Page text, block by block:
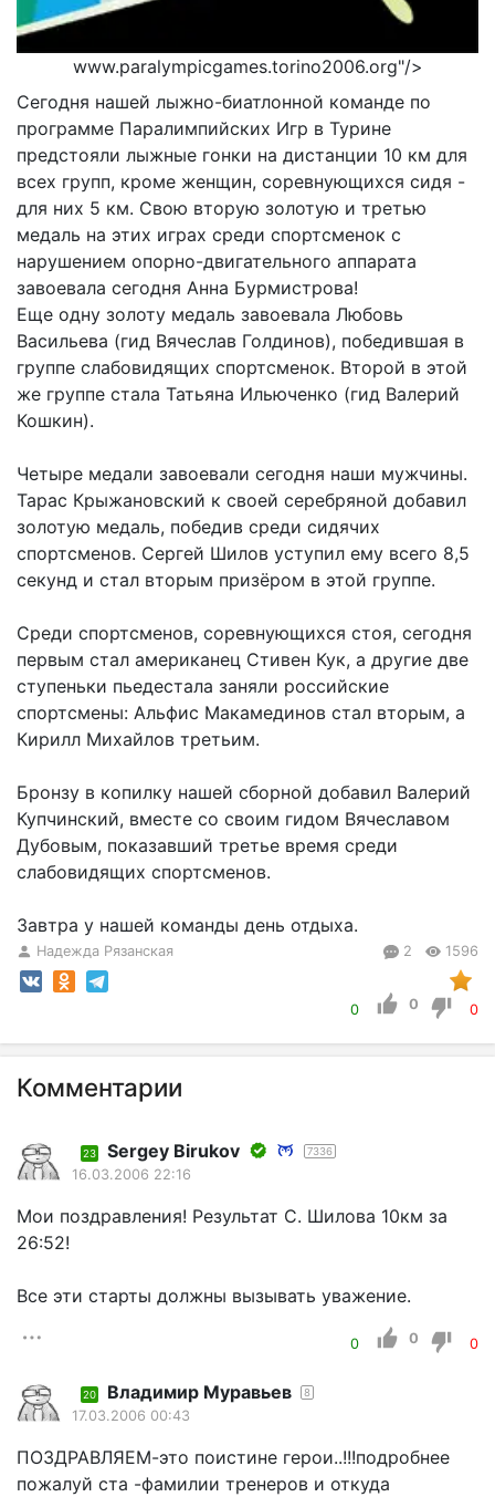
www.paralympicgames.torino2006.org"/>
Сегодня нашей лыжно-биатлонной команде по
программе Паралимпийских Игр в Турине
предстояли лыжные гонки на дистанции 10 км для
всех групп, кроме женщин, соревнующихся сидя -
для них 5 км. Свою вторую золотую и третью
медаль на этих играх среди спортсменок с
нарушением опорно-двигательного аппарата
завоевала сегодня Анна Бурмистрова!
Еще одну золоту медаль завоевала Любовь
Васильева (гид Вячеслав Голдинов), победившая в
группе слабовидящих спортсменок. Второй в этой
же группе стала Татьяна Ильюченко (гид Валерий
Кошкин).
Четыре медали завоевали сегодня наши мужчины.
Тарас Крыжановский к своей серебряной добавил
золотую медаль, победив среди сидячих
спортсменов. Сергей Шилов уступил ему всего 8,5
секунд и стал вторым призёром в этой группе.
Среди спортсменов, соревнующихся стоя, сегодня
первым стал американец Стивен Кук, а другие две
ступеньки пьедестала заняли российские
спортсмены: Альфис Макамединов стал вторым, а
Кирилл Михайлов третьим.
Бронзу в копилку нашей сборной добавил Валерий
Купчинский, вместе со своим гидом Вячеславом
Дубовым, показавший третье время среди
слабовидящих спортсменов.
Завтра у нашей команды день отдыха.
Надежда Рязанская 2 1596
0 0 0
Комментарии
23 Sergey Birukov 7336
16.03.2006 22:16
Мои поздравления! Результат С. Шилова 10км за
26:52!
Все эти старты должны вызывать уважение.
0 0 0
20 Владимир Муравьев 8
17.03.2006 00:43
ПОЗДРАВЛЯЕМ-это поистине герои..!!!подробнее
пожалуй ста -фамилии тренеров и откуда